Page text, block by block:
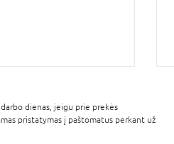
dienas, jeigu prie prekės
pristatymas į paštomatus perkant už